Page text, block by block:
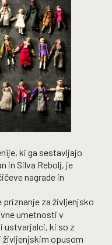
ki ga sestavljajo
in Silva Rebolj, je
nagrade in
priznanje za življenjsko
umetnosti v
ustvarjalci, ki so z
opusom